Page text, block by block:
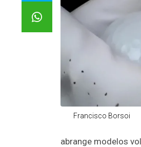
Francisco Borsoi
abrange modelos